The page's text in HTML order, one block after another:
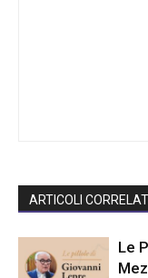
ARTICOLI
Le